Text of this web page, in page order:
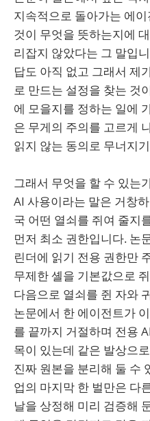
지속적으로 돌아가는 에
것이 무엇을 뜻하는지에
리잡지 않았다는 그 말입
답도 아직 없고 그래서 제
로 만드는 설정을 찾는 것
에 모을지를 정하는 일에
은 무게의 주의를 고르게
읽지 않는 동의로 무너지
그래서 무엇을 할 수 있는
AI 사용이라는 말은 거창
국 어떤 열쇠를 쥐여 줄지
먼저 최소 권한입니다. 논
린더에 읽기 전용 권한만
무제한 셸을 기본값으로
다음으로 열쇠를 쥔 자와
논문에서 한 에이전트가
를 끝까지 거절하며 전용
목이 있는데 같은 발상으
진짜 원본을 분리해 둘 수
업의 마지막 한 벌만은 다
날을 상정해 미리 검증해